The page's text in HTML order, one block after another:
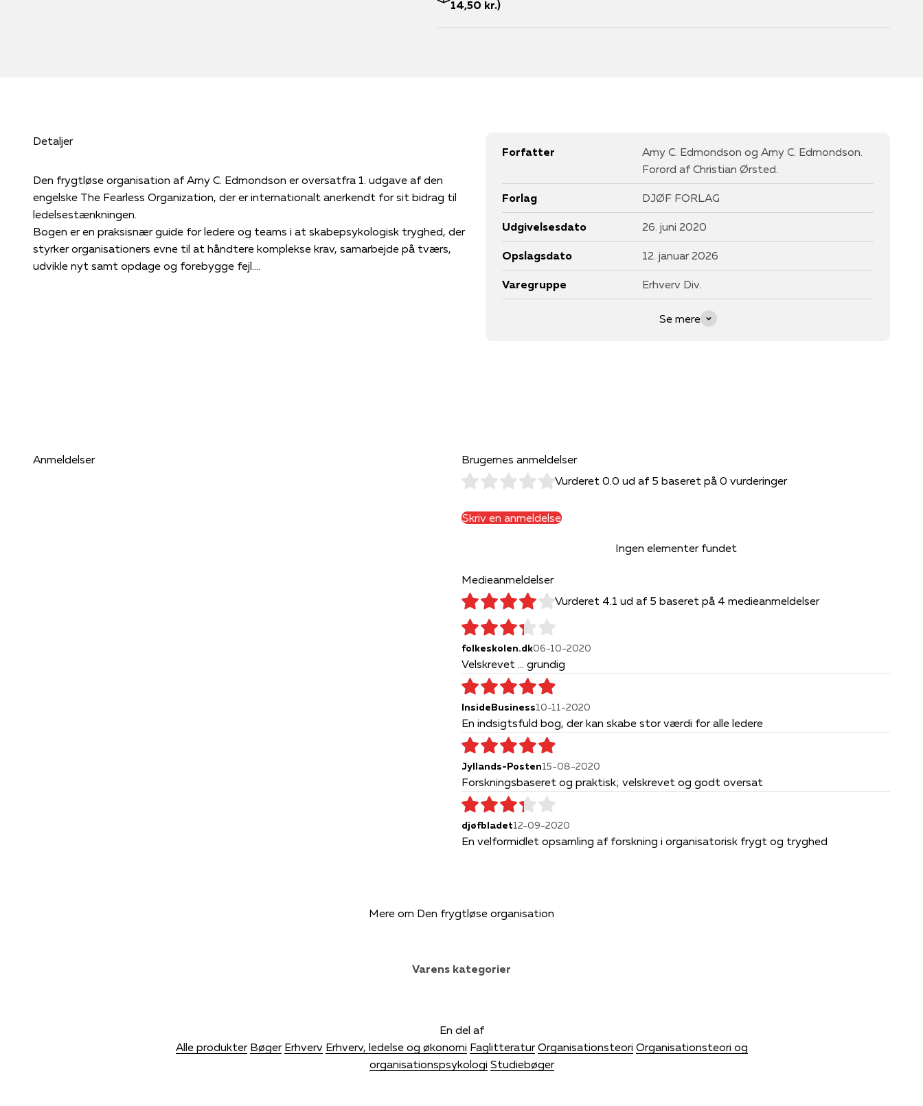
14,50 kr.)
Detaljer
Den frygtløse organisation af Amy C. Edmondson er oversatfra 1. udgave af den
engelske The Fearless Organization, der er internationalt anerkendt for sit bidrag til
ledelsestænkningen.
Bogen er en praksisnær guide for ledere og teams i at skabepsykologisk tryghed, der
styrker organisationers evne til at håndtere komplekse krav, samarbejde på tværs,
udvikle nyt samt opdage og forebygge fejl.
Forfatter
Amy C. Edmondson og Amy C. Edmondson.
Forord af Christian Ørsted.
Forlag DJØF FORLAG
Udgivelsesdato 26. juni 2020
Opslagsdato 12. januar 2026
Varegruppe Erhverv Div.
Se mere
Anmeldelser
Brugernes anmeldelser
Vurderet 0.0 ud af 5 baseret på 0 vurderinger
Skriv en anmeldelse
Ingen elementer fundet
Medieanmeldelser
Vurderet 4.1 ud af 5 baseret på 4 medieanmeldelser
folkeskolen.dk06-10-2020
Velskrevet ... grundig
InsideBusiness10-11-2020
En indsigtsfuld bog, der kan skabe stor værdi for alle ledere
Jyllands-Posten15-08-2020
Forskningsbaseret og praktisk; velskrevet og godt oversat
djøfbladet12-09-2020
En velformidlet opsamling af forskning i organisatorisk frygt og tryghed
Mere om Den frygtløse organisation
Varens kategorier
En del af
Alle produkter Bøger Erhverv Erhverv, ledelse og økonomi Faglitteratur Organisationsteori Organisationsteori og
organisationspsykologi Studiebøger